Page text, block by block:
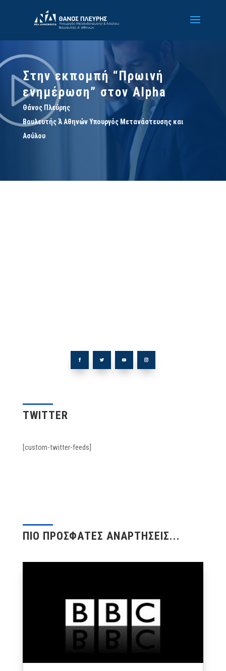
Στην εκπομπή “Πρωινή
ενημέρωση” στον Alpha
Θάνος Πλεύρης
Βουλευτής Ά Αθηνών Υπουργός Μετανάστευσης και
Ασύλου
TWITTER
[custom-twitter-feeds]
ΠΙΟ ΠΡΟΣΦΑΤΕΣ ΑΝΑΡΤΗΣΕΙΣ...